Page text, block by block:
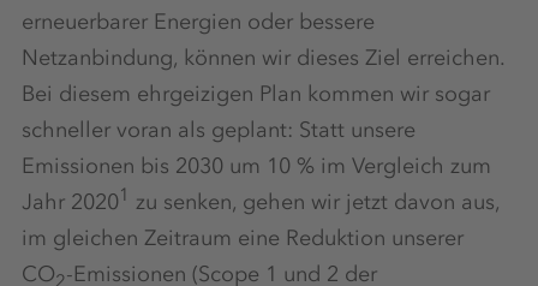
erneuerbarer Energien oder bessere
Netzanbindung, können wir dieses Ziel erreichen.
Bei diesem ehrgeizigen Plan kommen wir sogar
schneller voran als geplant: Statt unsere
Emissionen bis 2030 um 10 % im Vergleich zum
Jahr 20201 zu senken, gehen wir jetzt davon aus,
im gleichen Zeitraum eine Reduktion unserer
CO2-Emissionen (Scope 1 und 2 der